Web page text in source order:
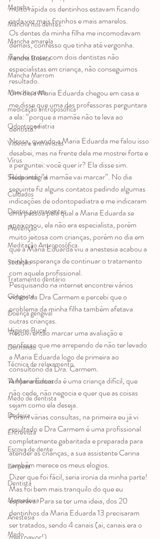
Mancha
Mancha nos dentes
Mancha amarela
Mancha Branca
Mancha Marrom
Mancha preta
medicação antroposófica
Odontopediatria
Videos e entrevistas
Vírus
Saúde integral
Cuidados
Dentes permanentes
Prevenção
Meditação Antroposófica
Sedação
Tratamento dentário
Gengivite
Doença gengival
Higiene Bucal
Dormindo
Técnica de relaxamento
Temperamentos
Medo de dentista
Dedeira
Entrevista
Escova de dente
Limpeza
Dentista
Mamadeira
Anestesia
Medo
muito rápida os dentinhos estavam ficando
cada vez mais fininhos e mais amarelos.
Os dentes da minha filha me incomodavam
demais, confesso que tinha até vergonha.
Tendei tratar com dois dentistas não
especialistas em criança, não conseguimos
resultado.
Um dia a Maria Eduarda chegou em casa e
me disse que uma das professoras perguntara
a ela: “porque a mamãe não te leva ao
dentista?”
Nossa, quando a Maria Eduarda me falou isso
desabei, mas na frente dela me mostrei forte e
a perguntei: você quer ir? Ela disse sim.
Respondi: “a mamãe vai marcar”. No dia
seguinte fiz alguns contatos pedindo algumas
indicações de odontopediatra e me indicaram
uma pessoa pela qual a Maria Eduarda se
apaixonou, ela não era especialista, porém
muito jeitosa com crianças, porém no dia em
que a Maria Eduarda viu a anestesia acabou a
minha esperança de continuar o tratamento
com aquela profissional.
Pesquisando na internet encontrei vários
vídeos da Dra Carmem e percebi que o
problema da minha filha também afetava
outras crianças.
Resolvi então marcar uma avaliação e
confesso que me arrependo de não ter levado
a Maria Eduarda logo de primeira ao
consultório da Dra. Carmem.
A Maria Eduarda é uma criança difícil, que
não cede, não negocia e quer que as coisas
sejam como ela deseja.
Foram várias consultas, na primeira eu já vi
resultado e Dra Carmem é uma profissional
completamente gabaritada e preparada para
atender as crianças, a sua assistente Carina
também merece os meus elogios.
Dizer que foi fácil, seria ironia da minha parte!
Mas foi bem mais tranquilo do que eu
esperava. Para se ter uma ideia, dos 20
dentinhos da Maria Eduarda 13 precisaram
ser tratados, sendo 4 canais (ai, canais era o
meu pavor!).